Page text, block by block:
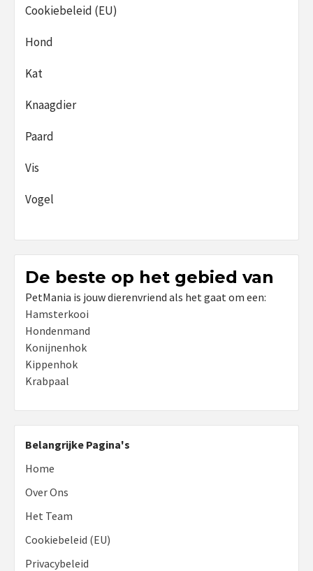
Cookiebeleid (EU)
Hond
Kat
Knaagdier
Paard
Vis
Vogel
De beste op het gebied van
PetMania is jouw dierenvriend als het gaat om een:
Hamsterkooi
Hondenmand
Konijnenhok
Kippenhok
Krabpaal
Belangrijke Pagina's
Home
Over Ons
Het Team
Cookiebeleid (EU)
Privacybeleid